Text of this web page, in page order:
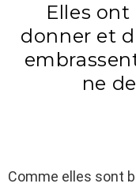
Elles
donner et
ne
Comme elles sont